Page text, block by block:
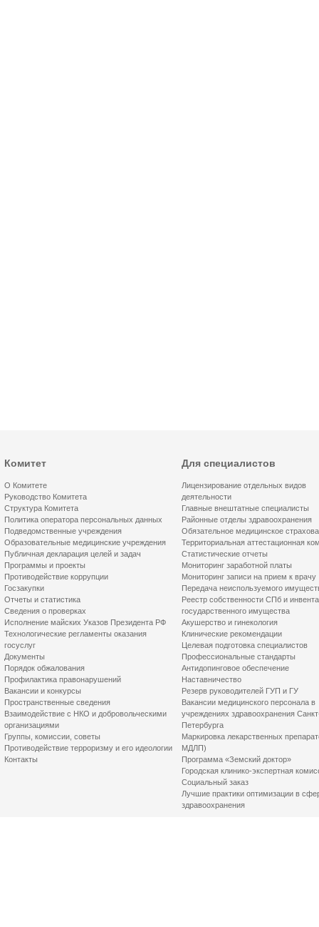
Комитет
О Комитете
Руководство Комитета
Структура Комитета
Политика оператора персональных данных
Подведомственные учреждения
Образовательные медицинские учреждения
Публичная декларация целей и задач
Программы и проекты
Противодействие коррупции
Госзакупки
Отчеты и статистика
Сведения о проверках
Исполнение майских Указов Президента РФ
Технологические регламенты оказания
госуслуг
Документы
Порядок обжалования
Профилактика правонарушений
Вакансии и конкурсы
Пространственные сведения
Взаимодействие с НКО и добровольческими
организациями
Группы, комиссии, советы
Противодействие терроризму и его идеологии
Контакты
Для специалистов
Лицензирование отдельных видов
деятельности
Главные внештатные специалисты
Районные отделы здравоохранения
Обязательное медицинское
Территориальная аттестационная
Статистические отчеты
Мониторинг заработной платы
Мониторинг записи на прием к врачу
Передача неиспользуемого
Реестр собственности СПб и
государственного имущества
Акушерство и гинекология
Клинические рекомендации
Целевая подготовка специалистов
Профессиональные стандарты
Антидопинговое обеспечение
Наставничество
Резерв руководителей ГУП и ГУ
Вакансии медицинского персонала в
учреждениях здравоохранения
Петербурга
Маркировка лекарственных
МДЛП)
Программа «Земский доктор»
Городская клинико-экспертная
Социальный заказ
Лучшие практики оптимизации в
здравоохранения